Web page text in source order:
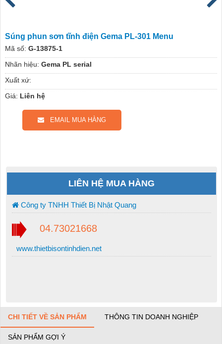
Súng phun sơn tĩnh điện Gema PL-301 Menu
Mã số: G-13875-1
Nhãn hiệu: Gema PL serial
Xuất xứ:
Giá: Liên hệ
EMAIL MUA HÀNG
LIÊN HỆ MUA HÀNG
Công ty TNHH Thiết Bị Nhật Quang
04.73021668
www.thietbisontinhdien.net
CHI TIẾT VỀ SẢN PHẨM THÔNG TIN DOANH NGHIỆP
SẢN PHẨM GỢI Ý